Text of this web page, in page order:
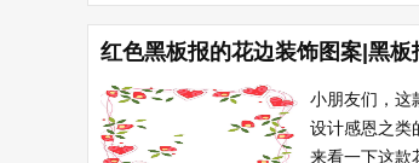
红色黑板报的花边装饰图案|黑
小朋友们，这
设计感恩之类
来看一下这款